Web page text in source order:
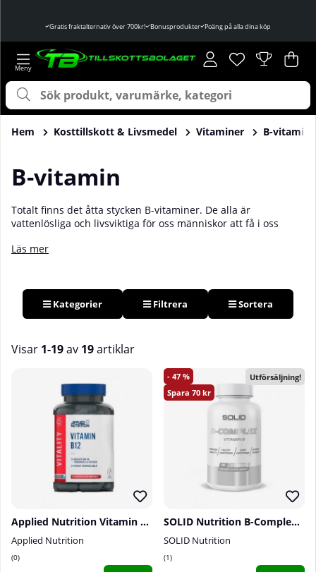
Gratis fraktalternativ över 700kr! Bonusprodukter Poäng på alla dina köp
Önskelista
Antal i
. .
Hem Kosttillskott & Livsmedel Vitaminer B-vitamin
B-vitamin
Totalt finns det åtta stycken B-vitaminer. De alla är
vattenlösliga och livsviktiga för oss människor att få i oss
energiomsättning, vårt nerv- och immunsystem och en brist
vitaminbrist hittar vi framförallt veganer och vegetarianer,
detta då B-vitaminerna främst återfinns i animaliska
livsmedel. Köp B-vitamin hos oss på Tillskottsbolaget!
Läs mer
Kategorier Filtrera Sortera
Visar 1-19av 19artiklar
Applied Nutrition Vitamin B12, 90 caps
Applied Nutrition
0
47
70
Utförsäljning!
SOLID Nutrition B-Complex, 90 caps
SOLID Nutrition
1